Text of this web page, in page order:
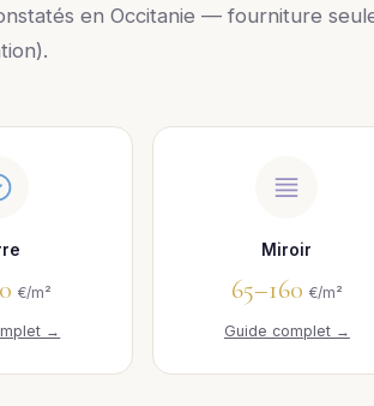
en Occitanie — fourniture
€/m²
→
Miroir
65–160 €/m²
Guide complet →